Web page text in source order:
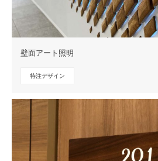
壁面アート照明
特注デザイン